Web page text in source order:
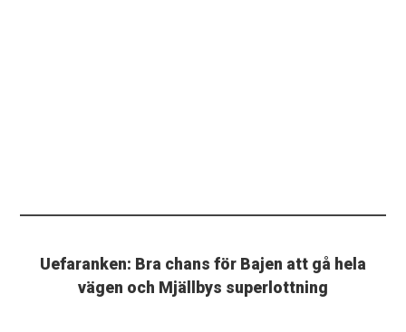
Uefaranken: Bra chans för Bajen att gå hela
vägen och Mjällbys superlottning